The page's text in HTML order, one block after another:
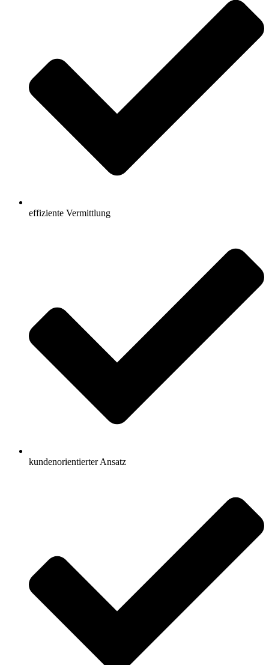
effiziente Vermittlung
kundenorientierter Ansatz